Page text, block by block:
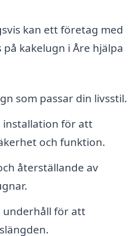
kan ett företag med
kakelugn i Åre hjälpa
som passar din livsstil.
installation för att
och funktion.
återställande av
underhåll för att